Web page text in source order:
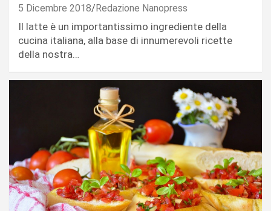
5 Dicembre 2018 Redazione Nanopress
Il latte è un importantissimo ingrediente della
cucina italiana, alla base di innumerevoli ricette
della nostra…